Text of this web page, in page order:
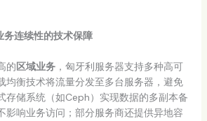
连续性的技术保障
的区域业务，匈牙利服务器支持多种高可
均衡技术将流量分发至多台服务器，避免
存储系统（如Ceph）实现数据的多副本备
影响业务访问；部分服务商还提供异地容